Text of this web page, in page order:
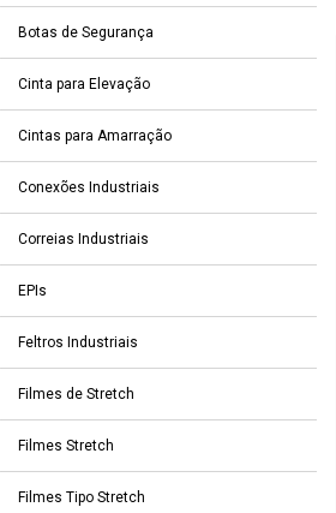
Botas de Segurança
Cinta para Elevação
Cintas para Amarração
Conexões Industriais
Correias Industriais
EPIs
Feltros Industriais
Filmes de Stretch
Filmes Stretch
Filmes Tipo Stretch